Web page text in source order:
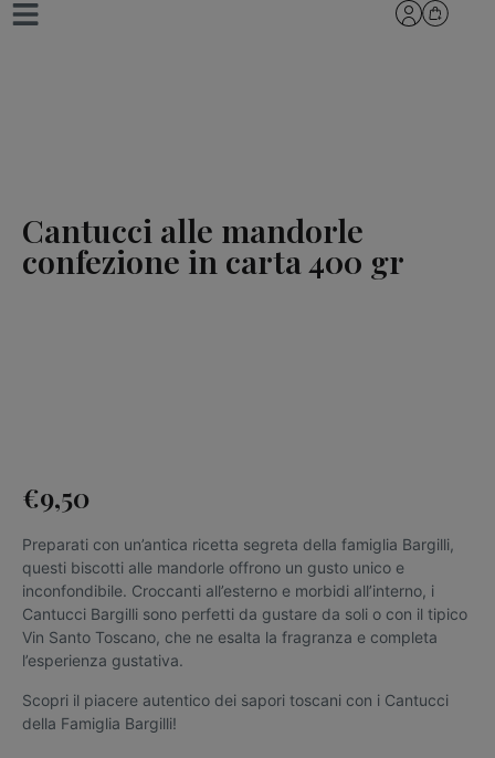
Cantucci alle mandorle
confezione in carta 400 gr
€9,50
Preparati con un’antica ricetta segreta della famiglia Bargilli,
questi biscotti alle mandorle offrono un gusto unico e
inconfondibile. Croccanti all’esterno e morbidi all’interno, i
Cantucci Bargilli sono perfetti da gustare da soli o con il tipico
Vin Santo Toscano, che ne esalta la fragranza e completa
l’esperienza gustativa.
Scopri il piacere autentico dei sapori toscani con i Cantucci
della Famiglia Bargilli!